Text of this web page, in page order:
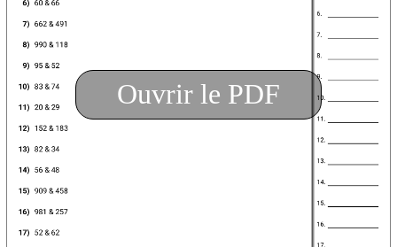
Ouvrir le PDF